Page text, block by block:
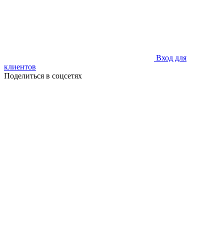
Вход для
клиентов
Поделиться в соцсетях